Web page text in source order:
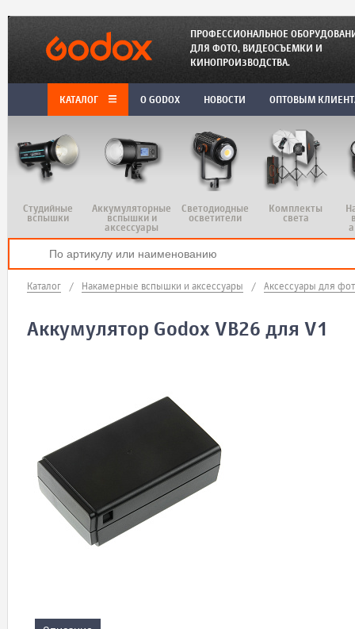
ПРОФЕССИОНАЛЬНОЕ
ДЛЯ ФОТО, ВИДЕОСЪЕМКИ И
КИНОПРОИЗВОДСТВА.
КАТАЛОГ O GODOX НОВОСТИ ОПТОВЫМ
Студийные
вспышки
Аккумуляторные
вспышки и
аксессуары
Светодиодные
осветители
Комплекты
света
Каталог / Накамерные вспышки и аксессуары / Аксессуары для
Аккумулятор Godox VB26 для V1